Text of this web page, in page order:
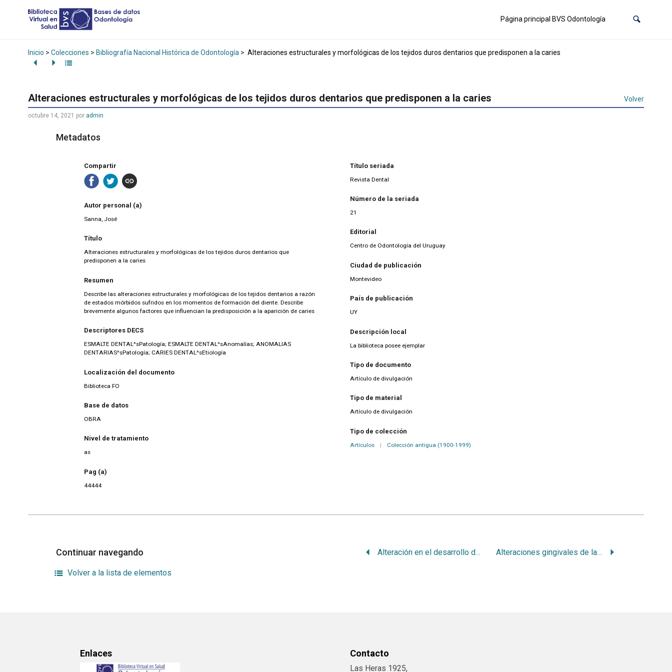
Página principal BVS Odontología
Inicio > Colecciones > Bibliografía Nacional Histórica de Odontología > Alteraciones estructurales y morfológicas de los tejidos duros dentarios que predisponen a la caries
Alteraciones estructurales y morfológicas de los tejidos duros dentarios que predisponen a la caries Volver
octubre 14, 2021 por admin
Metadatos
Compartir
Autor personal (a)
Sanna, José
Título
Alteraciones estructurales y morfológicas de los tejidos duros dentarios que
predisponen a la caries
Resumen
Describe las alteraciones estructurales y morfológicas de los tejidos dentarios a razón
de estados mórbidos sufridos en los momentos de formación del diente. Describe
brevemente algunos factores que influencian la predisposición a la aparición de caries
Descriptores DECS
ESMALTE DENTAL^sPatología; ESMALTE DENTAL^sAnomalías; ANOMALIAS
DENTARIAS^sPatología; CARIES DENTAL^sEtiología
Localización del documento
Biblioteca FO
Base de datos
OBRA
Nivel de tratamiento
as
Pag (a)
44444
Título seriada
Revista Dental
Número de la seriada
21
Editorial
Centro de Odontología del Uruguay
Ciudad de publicación
Montevideo
País de publicación
UY
Descripción local
La biblioteca posee ejemplar
Tipo de documento
Artículo de divulgación
Tipo de material
Artículo de divulgación
Tipo de colección
Artículos | Colección antigua (1900-1999)
Continuar navegando Alteración en el desarrollo de los gérmenes de dientes permanentes causadas por procesos infecciosos crónicos en sus predecesores temporales Alteraciones gingivales de la dentición temporaria
Volver a la lista de elementos
Enlaces Contacto
Las Heras 1925,